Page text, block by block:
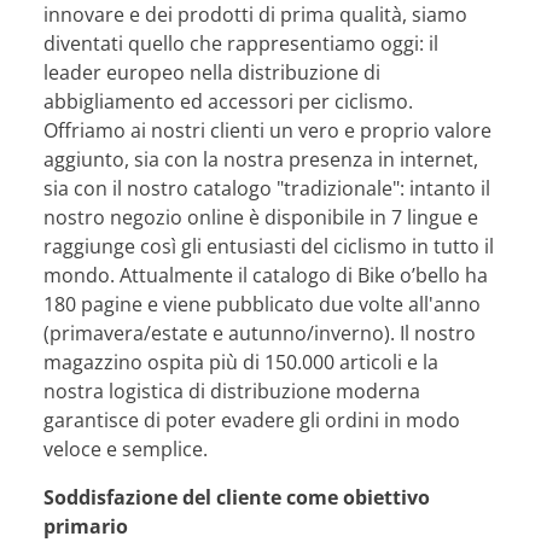
innovare e dei prodotti di prima qualità, siamo
diventati quello che rappresentiamo oggi: il
leader europeo nella distribuzione di
abbigliamento ed accessori per ciclismo.
Offriamo ai nostri clienti un vero e proprio valore
aggiunto, sia con la nostra presenza in internet,
sia con il nostro catalogo "tradizionale": intanto il
nostro negozio online è disponibile in 7 lingue e
raggiunge così gli entusiasti del ciclismo in tutto il
mondo. Attualmente il catalogo di Bike o’bello ha
180 pagine e viene pubblicato due volte all'anno
(primavera/estate e autunno/inverno). Il nostro
magazzino ospita più di 150.000 articoli e la
nostra logistica di distribuzione moderna
garantisce di poter evadere gli ordini in modo
veloce e semplice.
Soddisfazione del cliente come obiettivo
primario